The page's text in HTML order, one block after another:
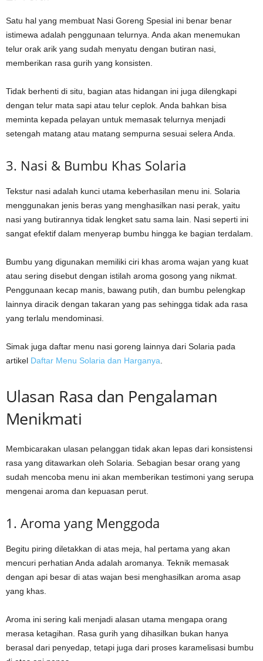
Satu hal yang membuat Nasi Goreng Spesial ini benar benar
istimewa adalah penggunaan telurnya. Anda akan menemukan
telur orak arik yang sudah menyatu dengan butiran nasi,
memberikan rasa gurih yang konsisten.
Tidak berhenti di situ, bagian atas hidangan ini juga dilengkapi
dengan telur mata sapi atau telur ceplok. Anda bahkan bisa
meminta kepada pelayan untuk memasak telurnya menjadi
setengah matang atau matang sempurna sesuai selera Anda.
3. Nasi & Bumbu Khas Solaria
Tekstur nasi adalah kunci utama keberhasilan menu ini. Solaria
menggunakan jenis beras yang menghasilkan nasi perak, yaitu
nasi yang butirannya tidak lengket satu sama lain. Nasi seperti ini
sangat efektif dalam menyerap bumbu hingga ke bagian terdalam.
Bumbu yang digunakan memiliki ciri khas aroma wajan yang kuat
atau sering disebut dengan istilah aroma gosong yang nikmat.
Penggunaan kecap manis, bawang putih, dan bumbu pelengkap
lainnya diracik dengan takaran yang pas sehingga tidak ada rasa
yang terlalu mendominasi.
Simak juga daftar menu nasi goreng lainnya dari Solaria pada
artikel Daftar Menu Solaria dan Harganya
Ulasan Rasa dan Pengalaman
Menikmati
Membicarakan ulasan pelanggan tidak akan lepas dari konsistensi
rasa yang ditawarkan oleh Solaria. Sebagian besar orang yang
sudah mencoba menu ini akan memberikan testimoni yang serupa
mengenai aroma dan kepuasan perut.
1. Aroma yang Menggoda
Begitu piring diletakkan di atas meja, hal pertama yang akan
mencuri perhatian Anda adalah aromanya. Teknik memasak
dengan api besar di atas wajan besi menghasilkan aroma asap
yang khas.
Aroma ini sering kali menjadi alasan utama mengapa orang
merasa ketagihan. Rasa gurih yang dihasilkan bukan hanya
berasal dari penyedap, tetapi juga dari proses karamelisasi bumbu